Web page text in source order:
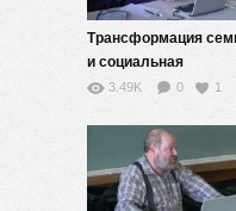
Трансформация
и социальная
мобильность — 12
3.49K 0 1